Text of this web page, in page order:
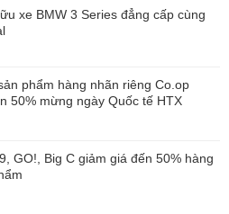
xe BMW 3 Series đẳng cấp cùng
phẩm hàng nhãn riêng Co.op
50% mừng ngày Quốc tế HTX
GO!, Big C giảm giá đến 50% hàng